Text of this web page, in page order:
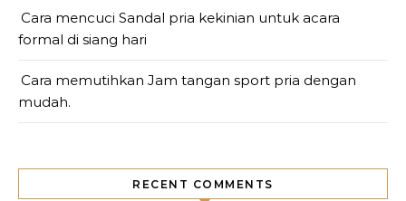
Cara mencuci Sandal pria kekinian untuk acara
formal di siang hari
Cara memutihkan Jam tangan sport pria dengan
mudah.
RECENT COMMENTS